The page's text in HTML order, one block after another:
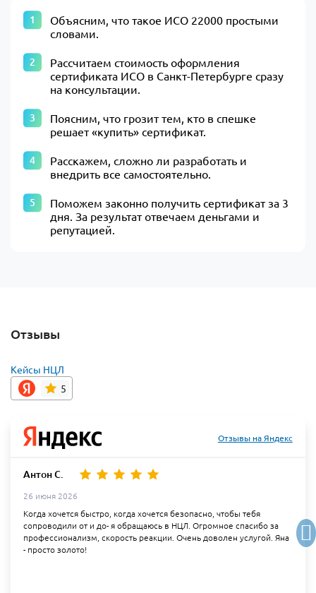
Объясним, что такое ИСО 22000 простыми
словами.
Рассчитаем стоимость оформления
сертификата ИСО в Санкт-Петербурге сразу
на консультации.
Поясним, что грозит тем, кто в спешке
решает «купить» сертификат.
Расскажем, сложно ли разработать и
внедрить все самостоятельно.
Поможем законно получить сертификат за 3
дня. За результат отвечаем деньгами и
репутацией.
Отзывы
Кейсы НЦЛ
5
Отзывы на Яндекс
Антон С.
26 июня 2026
Когда хочется быстро, когда хочется безопасно, чтобы тебя
сопроводили от и до- я обращаюсь в НЦЛ. Огромное спасибо за
профессионализм, скорость реакции. Очень доволен услугой. Яна
- просто золото!